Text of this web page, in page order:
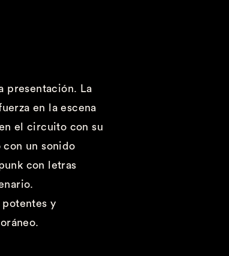
presentación. La
en la escena
el circuito con su
con un sonido
con letras
.
potentes y